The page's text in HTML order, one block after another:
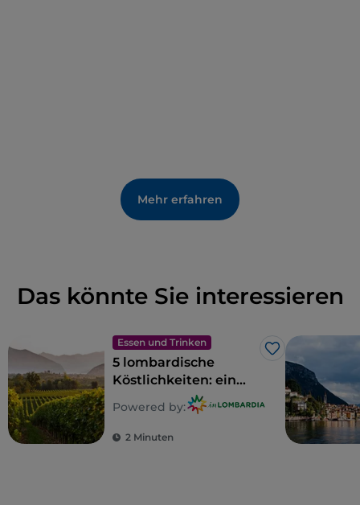
Mehr erfahren
Das könnte Sie interessieren
Essen und Trinken
Like
5 lombardische
Köstlichkeiten: ein
Gebiet zum Genießen
Powered by:
2 Minuten